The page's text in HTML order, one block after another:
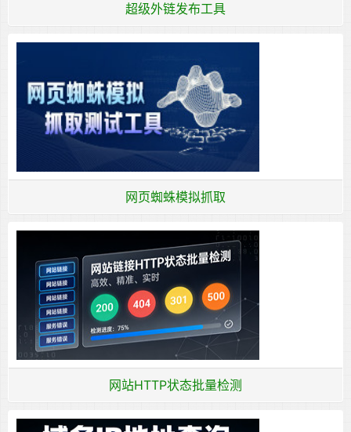
超级外链发布工具
网页蜘蛛模拟抓取
网站HTTP状态批量检测